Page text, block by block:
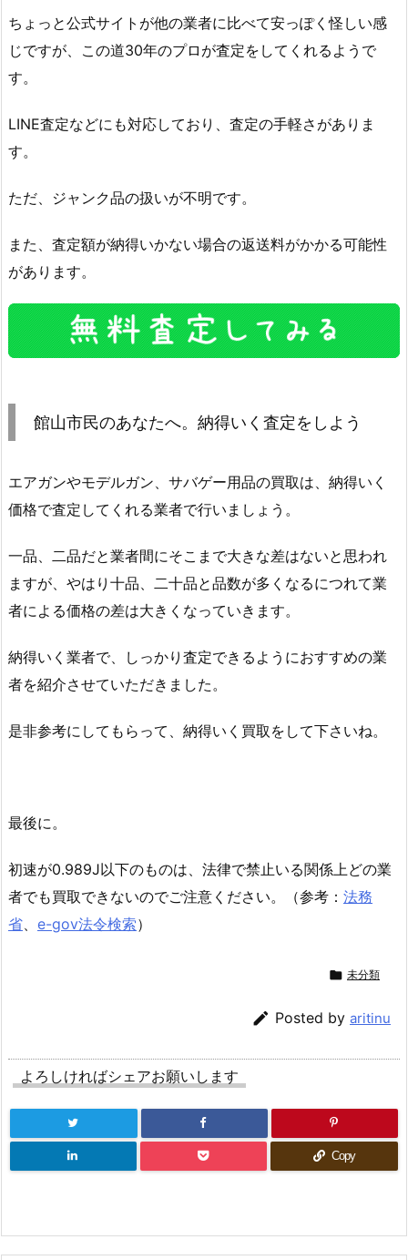
ちょっと公式サイトが他の業者に比べて安っぽく怪しい感
じですが、この道30年のプロが査定をしてくれるようで
す。
LINE査定などにも対応しており、査定の手軽さがありま
す。
ただ、ジャンク品の扱いが不明です。
また、査定額が納得いかない場合の返送料がかかる可能性
があります。
館山市民のあなたへ。納得いく査定をしよう
エアガンやモデルガン、サバゲー用品の買取は、納得いく
価格で査定してくれる業者で行いましょう。
一品、二品だと業者間にそこまで大きな差はないと思われ
ますが、やはり十品、二十品と品数が多くなるにつれて業
者による価格の差は大きくなっていきます。
納得いく業者で、しっかり査定できるようにおすすめの業
者を紹介させていただきました。
是非参考にしてもらって、納得いく買取をして下さいね。
最後に。
初速が0.989J以下のものは、法律で禁止いる関係上どの業
者でも買取できないのでご注意ください。（参考： 法務
省、 e-gov法令検索）
 未分類
 Posted by aritinu
よろしければシェアお願いします
Copy